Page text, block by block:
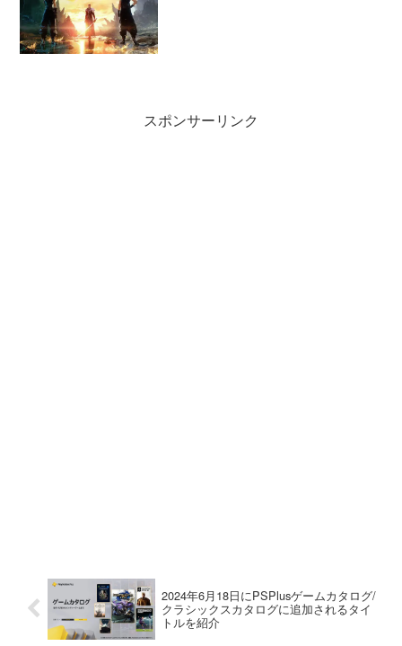
スポンサーリンク
2024年6月18日にPSPlusゲームカタログ/
クラシックスカタログに追加されるタイ
トルを紹介